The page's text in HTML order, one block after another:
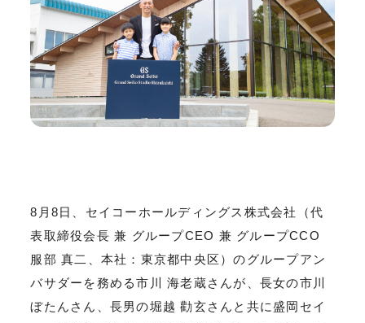
8月8日、セイコーホールディングス株式会社（代
表取締役会長 兼 グループCEO 兼 グループCCO
服部 真二、本社：東京都中央区）のグループアン
バサダーを務める市川 海老蔵さんが、長女の市川
ぼたんさん、長男の堀越 勸玄さんと共に盛岡セイ